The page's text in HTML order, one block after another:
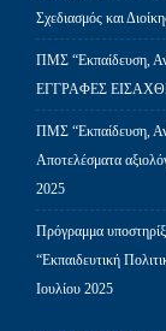
Σχεδιασμός και
ΠΜΣ “Εκπαίδευση,
ΕΓΓΡΑΦΕΣ
ΠΜΣ “Εκπαίδευση,
Αποτελέσματα
2025
Πρόγραμμα
“Εκπαιδευτική
Ιουλίου 2025